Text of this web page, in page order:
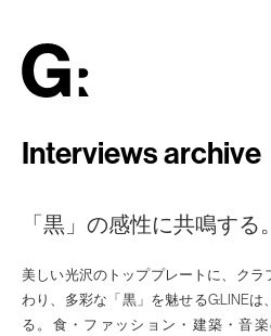
Spec / Price
Products
Interviews archive
「黒」の感性に共鳴する。
美しい光沢のトッププレートに、ク
わり、多彩な「黒」を魅せるG:LINE
る。食・ファッション・建築・音